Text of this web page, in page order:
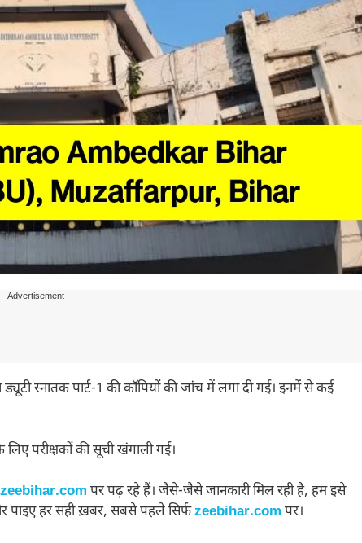
Advertisement---
ड्यूटी स्नातक पार्ट-1 की कॉपियों की जांच में लगा दी गई। इनमें से कई
परीक्षकों की सूची खंगाली गई।
zeebihar.com पर पढ़ रहे हैं। जैसे-जैसे जानकारी मिल रही है, हम इसे
पाइए हर सही ख़बर, सबसे पहले सिर्फzeebihar.com पर।